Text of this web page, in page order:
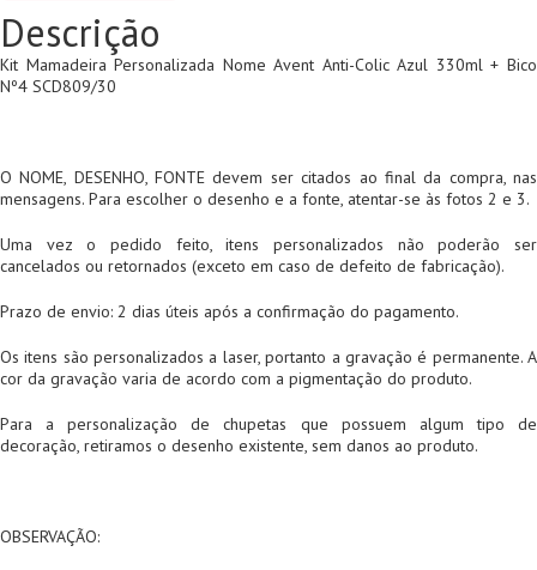
Descrição
Kit Mamadeira Personalizada Nome Avent Anti-Colic Azul 330ml + Bico
Nº4 SCD809/30
O NOME, DESENHO, FONTE devem ser citados ao final da compra, nas
mensagens. Para escolher o desenho e a fonte, atentar-se às fotos 2 e 3.
Uma vez o pedido feito, itens personalizados não poderão ser
cancelados ou retornados (exceto em caso de defeito de fabricação).
Prazo de envio: 2 dias úteis após a confirmação do pagamento.
Os itens são personalizados a laser, portanto a gravação é permanente. A
cor da gravação varia de acordo com a pigmentação do produto.
Para a personalização de chupetas que possuem algum tipo de
decoração, retiramos o desenho existente, sem danos ao produto.
OBSERVAÇÃO: